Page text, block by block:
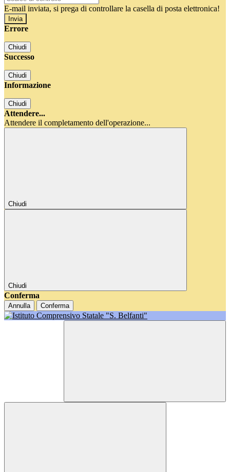
E-mail inviata, si prega di controllare la casella di posta elettronica!
Errore
Chiudi
Successo
Chiudi
Informazione
Chiudi
Attendere...
Attendere il completamento dell'operazione...
Chiudi
Chiudi
Conferma
Annulla Conferma